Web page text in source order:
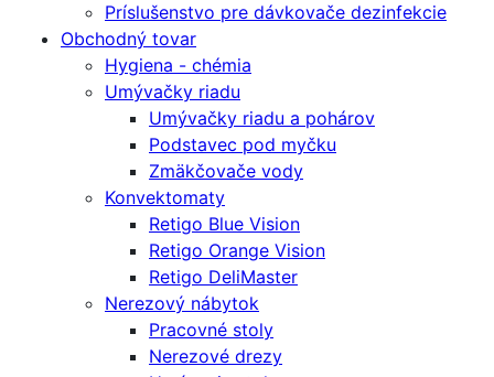
Príslušenstvo pre dávkovače dezinfekcie
Obchodný tovar
Hygiena - chémia
Umývačky riadu
Umývačky riadu a pohárov
Podstavec pod myčku
Zmäkčovače vody
Konvektomaty
Retigo Blue Vision
Retigo Orange Vision
Retigo DeliMaster
Nerezový nábytok
Pracovné stoly
Nerezové drezy